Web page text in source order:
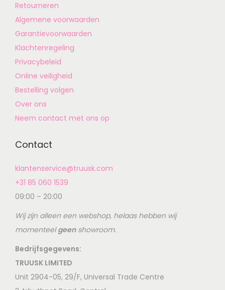
Retourneren
Algemene voorwaarden
Garantievoorwaarden
Klachtenregeling
Privacybeleid
Online veiligheid
Bestelling volgen
Over ons
Neem contact met ons op
Contact
klantenservice@truusk.com
+31 85 060 1539
09:00 – 20:00
Wij zijn alleen een webshop, helaas hebben wij
momenteelgeenshowroom.
Bedrijfsgegevens:
TRUUSK LIMITED
Unit 2904-05, 29/F, Universal Trade Centre